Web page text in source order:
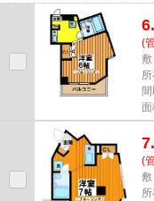
明るく、気分も明るくお住ま...
(
面
(